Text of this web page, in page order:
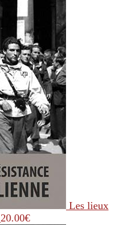
Les lieux
20.00€